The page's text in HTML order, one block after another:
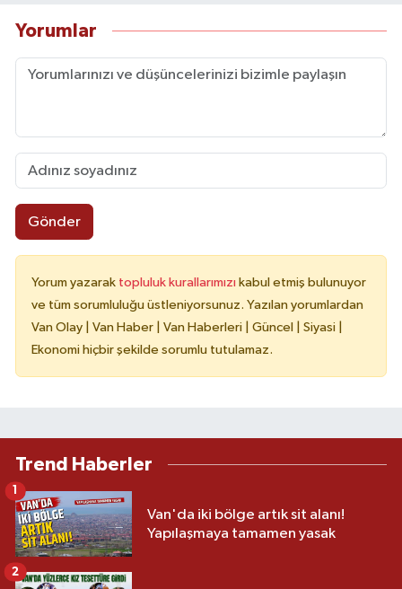
Yorumlar
Gönder
Yorum yazarak topluluk kurallarımızı kabul etmiş bulunuyor
ve tüm sorumluluğu üstleniyorsunuz. Yazılan yorumlardan
Van Olay | Van Haber | Van Haberleri | Güncel | Siyasi |
Ekonomi hiçbir şekilde sorumlu tutulamaz.
Trend Haberler
Van'da iki bölge artık sit alanı!
Yapılaşmaya tamamen yasak
1
2